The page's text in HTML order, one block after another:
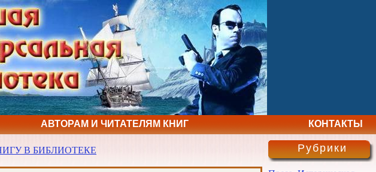
АВТОРАМ И ЧИТАТЕЛЯМ КНИГ КОНТАКТЫ
В БИБЛИОТЕКЕ Рубрики